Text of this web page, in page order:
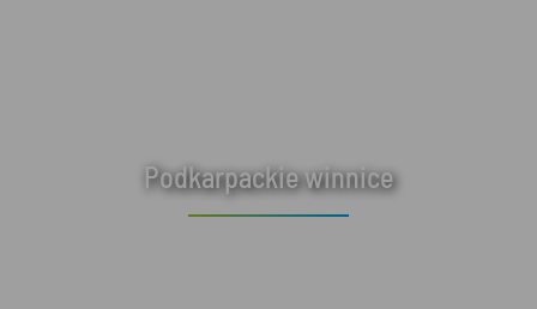
Podkarpackie winnice